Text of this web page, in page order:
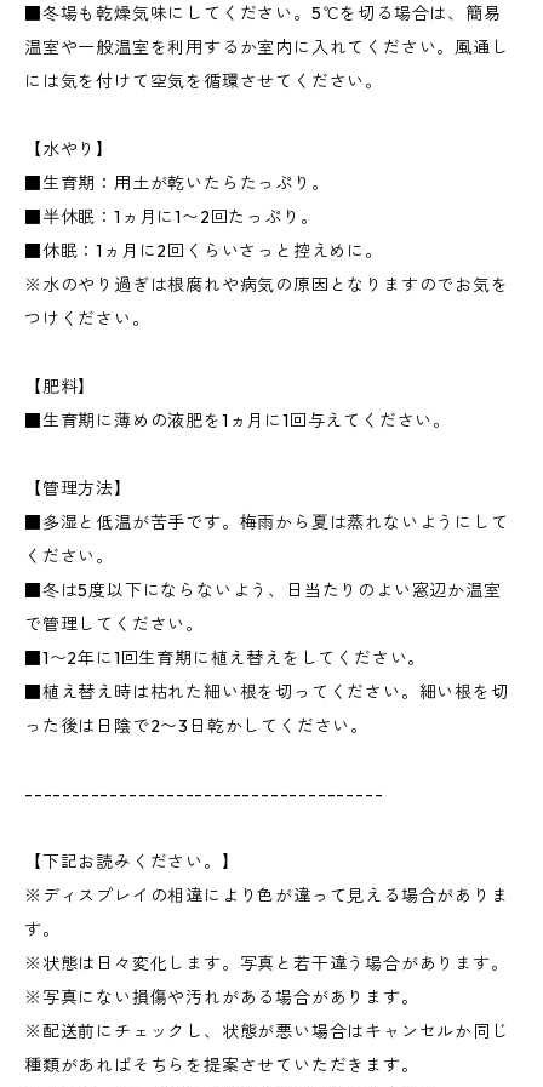
■冬場も乾燥気味にしてください。5℃を切る場合は、簡易
温室や一般温室を利用するか室内に入れてください。風通し
には気を付けて空気を循環させてください。
【水やり】
■生育期：用土が乾いたらたっぷり。
■半休眠：1ヵ月に1〜2回たっぷり。
■休眠：1ヵ月に2回くらいさっと控えめに。
※水のやり過ぎは根腐れや病気の原因となりますのでお気を
つけください。
【肥料】
■生育期に薄めの液肥を1ヵ月に1回与えてください。
【管理方法】
■多湿と低温が苦手です。梅雨から夏は蒸れないようにして
ください。
■冬は5度以下にならないよう、日当たりのよい窓辺か温室
で管理してください。
■1〜2年に1回生育期に植え替えをしてください。
■植え替え時は枯れた細い根を切ってください。細い根を切
った後は日陰で2〜3日乾かしてください。
--------------------------------------
【下記お読みください。】
※ディスプレイの相違により色が違って見える場合がありま
す。
※状態は日々変化します。写真と若干違う場合があります。
※写真にない損傷や汚れがある場合があります。
※配送前にチェックし、状態が悪い場合はキャンセルか同じ
種類があればそちらを提案させていただきます。